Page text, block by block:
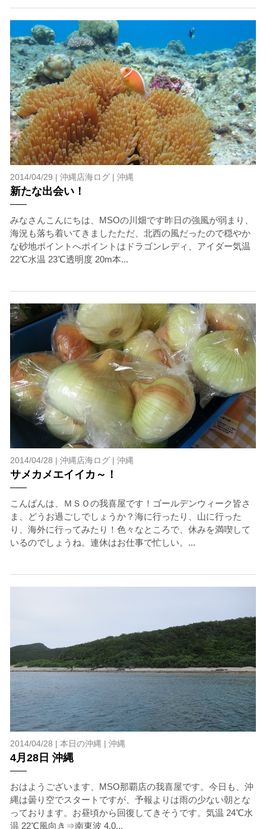
2014/04/29 | 沖縄店海ログ| 沖縄
新たな出会い！
みなさんこんにちは、MSOの川畑です昨日の強風が弱まり、
海況も落ち着いてきましたただ、北西の風だったので穏やか
な砂地ポイントへポイントはドラゴンレディ、アイダー気温
22℃水温 23℃透明度 20m本...
2014/04/28 | 沖縄店海ログ| 沖縄
サメカメエイイカ～！
こんばんは、ＭＳＯの我喜屋です！ゴールデンウィーク皆さ
ま、どうお過ごしでしょうか？海に行ったり、山に行った
り、海外に行ってみたり！色々なところで、休みを満喫して
いるのでしょうね。連休はお仕事で忙しい。...
2014/04/28 | 本日の沖縄 | 沖縄
4月28日 沖縄
おはようございます、MSO那覇店の我喜屋です。今日も、沖
縄は曇り空でスタートですが、予報よりは雨の少ない朝とな
っております。お昼頃から回復してきそうです。気温 24℃水
温 22℃風向き⇒南東波 4.0...
1.スイム開始の判断
クジラを発見した場合は、その時のクジラの様子や海況